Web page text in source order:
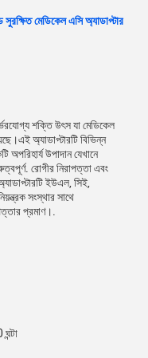
মেডিকেল এসি অ্যাডাপ্টার
শক্তি উৎস যা মেডিকেল
অ্যাডাপ্টারটি বিভিন্ন
উপাদান যেখানে
রোগীর নিরাপত্তা এবং
ইউএল, সিই,
সংস্থার সাথে
প্রমাণ।.